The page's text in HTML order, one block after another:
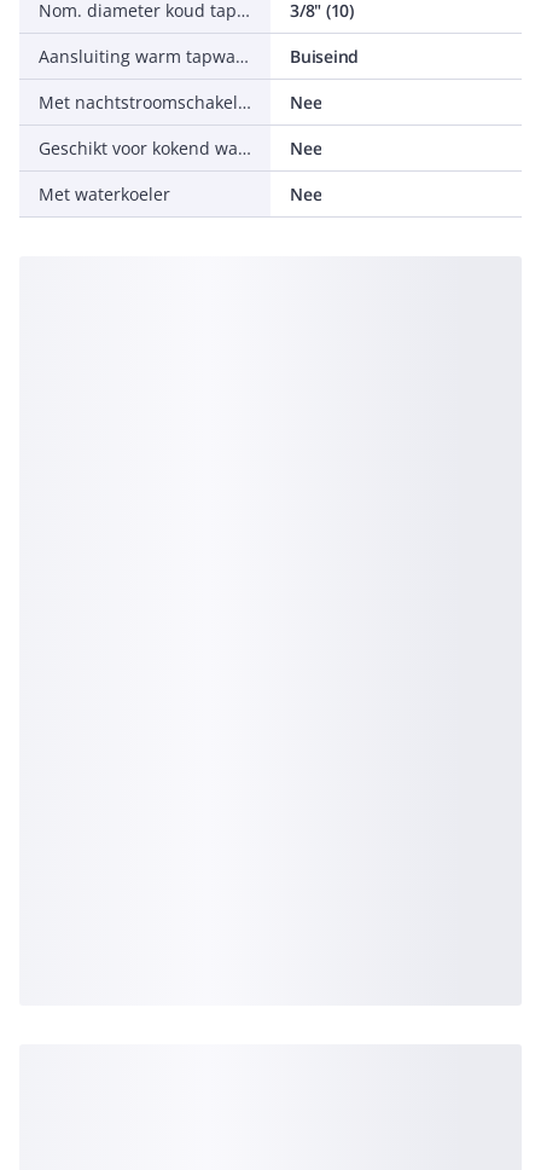
Nom. diameter koud tapwater
3/8" (10)
Aansluiting warm tapwater
Buiseind
Met nachtstroomschakeling
Nee
Geschikt voor kokend water
Nee
Met waterkoeler
Nee